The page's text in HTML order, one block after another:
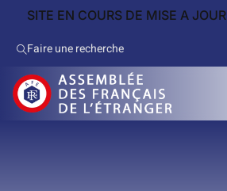
SITE EN COURS DE MISE A JOUR
Faire une recherche